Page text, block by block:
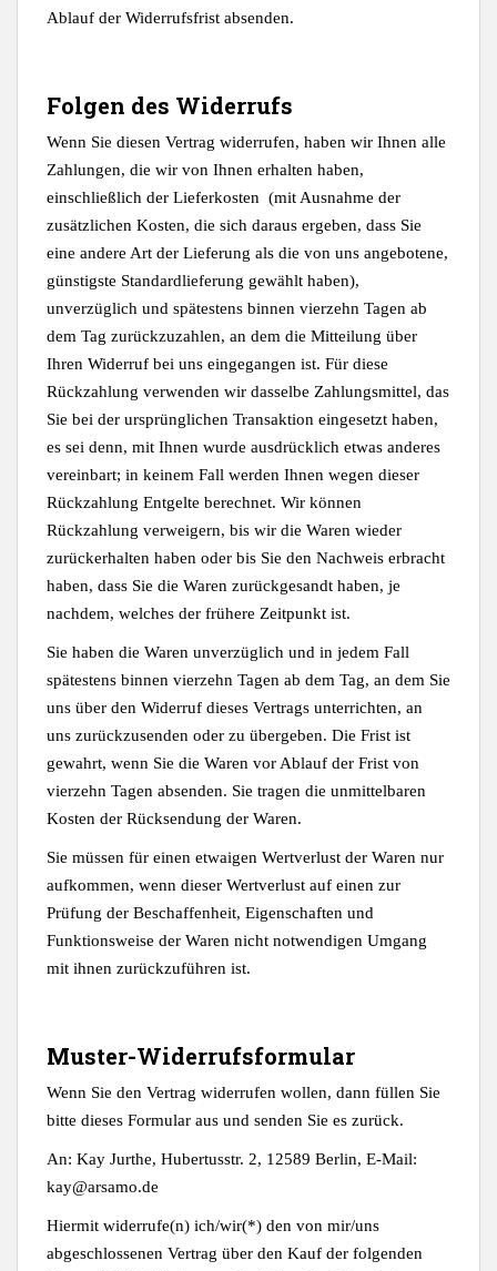
Ablauf der Widerrufsfrist absenden.
Folgen des Widerrufs
Wenn Sie diesen Vertrag widerrufen, haben wir Ihnen alle
Zahlungen, die wir von Ihnen erhalten haben,
einschließlich der Lieferkosten (mit Ausnahme der
zusätzlichen Kosten, die sich daraus ergeben, dass Sie
eine andere Art der Lieferung als die von uns angebotene,
günstigste Standardlieferung gewählt haben),
unverzüglich und spätestens binnen vierzehn Tagen ab
dem Tag zurückzuzahlen, an dem die Mitteilung über
Ihren Widerruf bei uns eingegangen ist. Für diese
Rückzahlung verwenden wir dasselbe Zahlungsmittel, das
Sie bei der ursprünglichen Transaktion eingesetzt haben,
es sei denn, mit Ihnen wurde ausdrücklich etwas anderes
vereinbart; in keinem Fall werden Ihnen wegen dieser
Rückzahlung Entgelte berechnet. Wir können
Rückzahlung verweigern, bis wir die Waren wieder
zurückerhalten haben oder bis Sie den Nachweis erbracht
haben, dass Sie die Waren zurückgesandt haben, je
nachdem, welches der frühere Zeitpunkt ist.
Sie haben die Waren unverzüglich und in jedem Fall
spätestens binnen vierzehn Tagen ab dem Tag, an dem Sie
uns über den Widerruf dieses Vertrags unterrichten, an
uns zurückzusenden oder zu übergeben. Die Frist ist
gewahrt, wenn Sie die Waren vor Ablauf der Frist von
vierzehn Tagen absenden. Sie tragen die unmittelbaren
Kosten der Rücksendung der Waren.
Sie müssen für einen etwaigen Wertverlust der Waren nur
aufkommen, wenn dieser Wertverlust auf einen zur
Prüfung der Beschaffenheit, Eigenschaften und
Funktionsweise der Waren nicht notwendigen Umgang
mit ihnen zurückzuführen ist.
Muster-Widerrufsformular
Wenn Sie den Vertrag widerrufen wollen, dann füllen Sie
bitte dieses Formular aus und senden Sie es zurück.
An: Kay Jurthe, Hubertusstr. 2, 12589 Berlin, E-Mail:
kay@arsamo.de
Hiermit widerrufe(n) ich/wir(*) den von mir/uns
abgeschlossenen Vertrag über den Kauf der folgenden